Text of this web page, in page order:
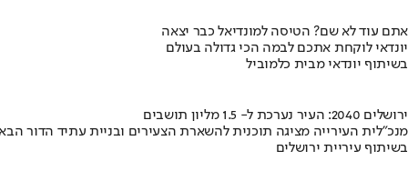
אתם עוד לא שם? הטיסה למונדיאל כבר יצאה
יונדאי לוקחת אתכם לבמה הכי גדולה בעולם
בשיתוף יונדאי מבית כלמוביל
ירושלים 2040: העיר נערכת ל- 1.5 מליון תושבים
מנכ"לית העירייה מציגה תוכנית להשארת הצעירים ובניית עתיד הדור
בשיתוף עיריית ירושלים